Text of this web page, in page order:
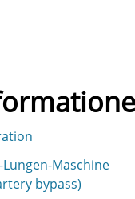
Maschine
bypass)